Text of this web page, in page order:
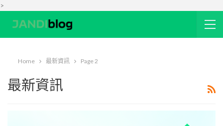
>
Home 最新資訊 Page 2
最新資訊